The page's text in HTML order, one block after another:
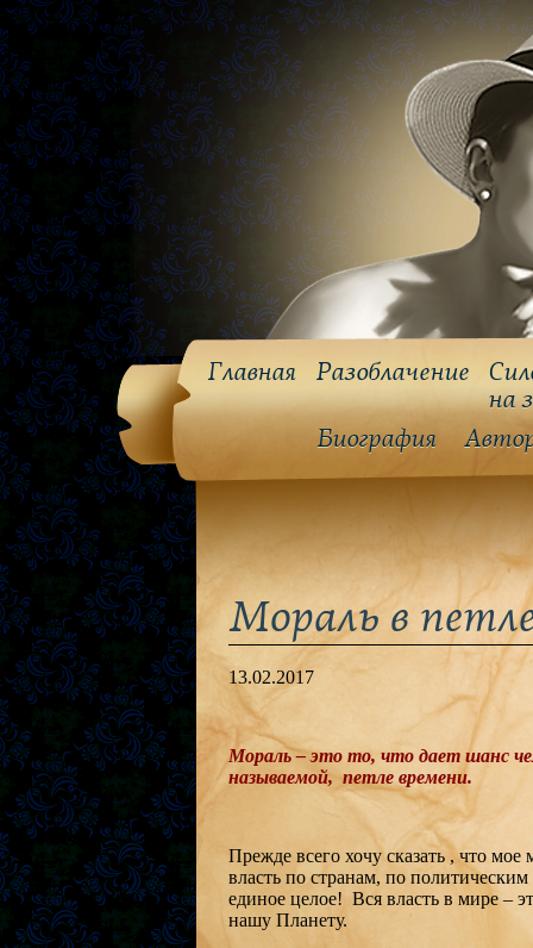
Главная Разоблачение
на
Биография
Мораль в
13.02.2017
Мораль – это то, что дает шанс
называемой, петле времени.
Прежде всего хочу сказать , что мое
власть по странам, по
единое целое! Вся власть в мире –
нашу Планету.